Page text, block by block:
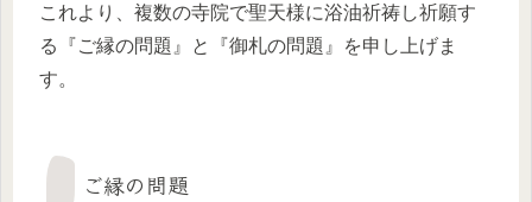
これより、複数の寺院で聖天様に浴油祈祷し祈願す
る『ご縁の問題』と『御札の問題』を申し上げま
す。
ご縁の問題